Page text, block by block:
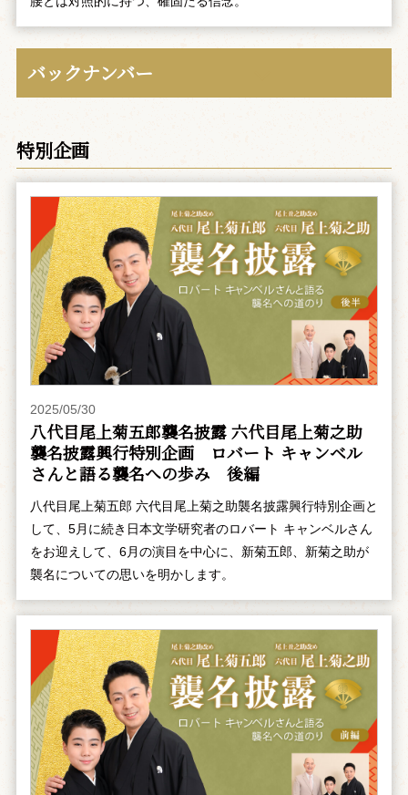
バックナンバー
特別企画
2025/05/30
八代目尾上菊五郎襲名披露 六代目尾上菊之助
襲名披露興行特別企画 ――ロバート キャンベル
さんと語る襲名への歩み 後編
八代目尾上菊五郎 六代目尾上菊之助襲名披露興行特別企画と
して、5月に続き日本文学研究者のロバート キャンベルさん
をお迎えして、6月の演目を中心に、新菊五郎、新菊之助が
襲名についての思いを明かします。